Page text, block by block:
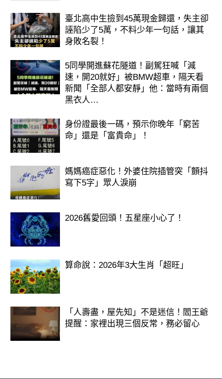
臺北高中生撿到45萬現金歸還，失主卻
誣陷少了5萬，不料少年一句話，讓其
身敗名裂！
5同學開進蘇花隧道！副駕狂喊「減
速，開20就好」被BMW超車，隔天看
新聞「全部人都安靜」他：當時有兩個
黑衣人…
身份證最後一碼，預示你晚年「窮苦
命」還是「富貴命」！
媽媽癌症惡化！外婆住院插管突「顫抖
寫下5字」眾人淚崩
2026舊愛回頭！五星座小心了！
算命說：2026年3大生肖「超旺」
「人壽盡，屋先知」不是迷信！閻王爺
提醒：家裡出現三個反常，務必留心